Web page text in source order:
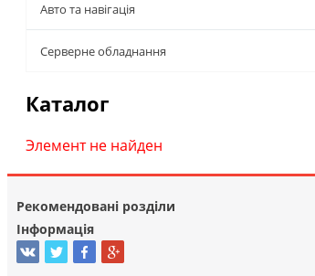
Авто та навігація
Серверне обладнання
Каталог
Элемент не найден
Рекомендовані розділи
Інформація